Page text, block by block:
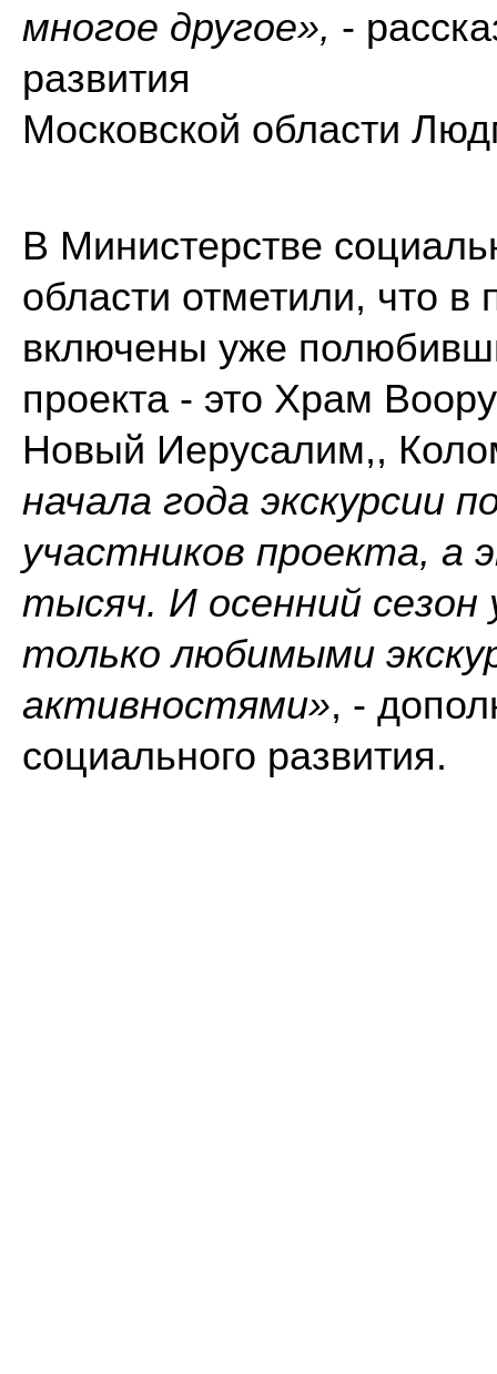
многое другое», -
развития
Московской области
В Министерстве
области отметили, что в
включены уже
проекта - это Храм
Новый Иерусалим,,
начала года экскурсии
участников проекта, а
тысяч. И осенний
только любимыми
активностями», -
социального развития.